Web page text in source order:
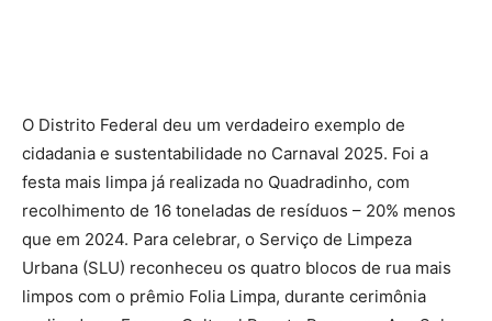
O Distrito Federal deu um verdadeiro exemplo de
cidadania e sustentabilidade no Carnaval 2025. Foi a
festa mais limpa já realizada no Quadradinho, com
recolhimento de 16 toneladas de resíduos – 20% menos
que em 2024. Para celebrar, o Serviço de Limpeza
Urbana (SLU) reconheceu os quatro blocos de rua mais
limpos com o prêmio Folia Limpa, durante cerimônia